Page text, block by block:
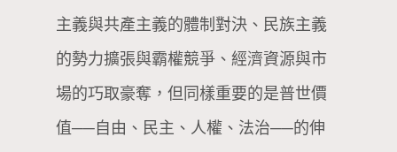
主義與共產主義的體制對決、民族主義
的勢力擴張與霸權競爭、經濟資源與市
場的巧取豪奪，但同樣重要的是普世價
值──自由、民主、人權、法治──的伸